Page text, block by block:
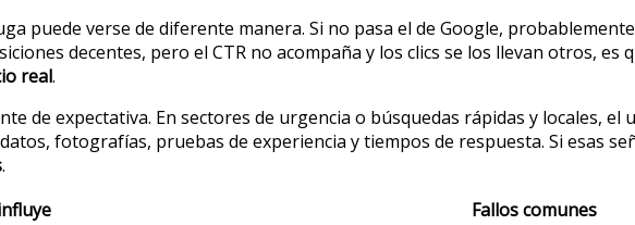
puede verse de diferente manera. Si no pasa el de Google,
decentes, pero el CTR no acompaña y los clics se los llevan otros, es
real.
de expectativa. En sectores de urgencia o búsquedas rápidas y locales, el
fotografías, pruebas de experiencia y tiempos de respuesta. Si esas
.
Fallos comunes